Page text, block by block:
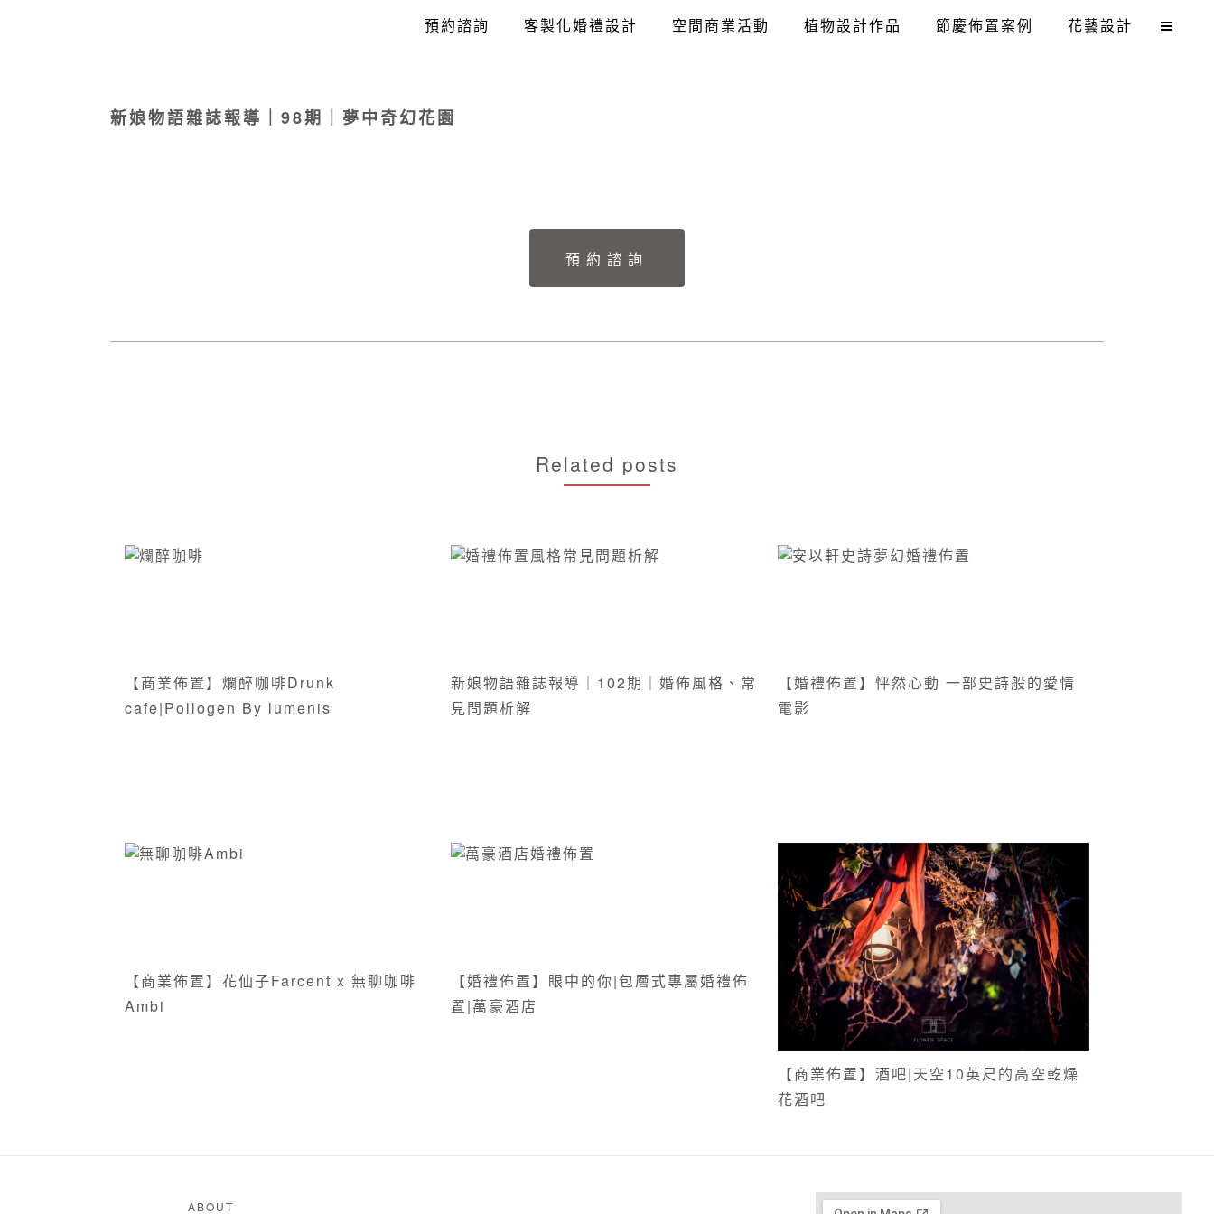
預約諮詢 客製化婚禮設計 空間商業活動 植物設計作品 節慶佈置案例 花藝設計
新娘物語雜誌報導｜98期｜夢中奇幻花園
Related posts
【商業佈置】爛醉咖啡Drunk
cafe|Pollogen By lumenis
【商業佈置】花仙子Farcent x 無聊咖啡
Ambi
新娘物語雜誌報導｜102期｜婚佈風格、常
見問題析解
【婚禮佈置】眼中的你|包層式專屬婚禮佈
置|萬豪酒店
【婚禮佈置】怦然心動 一部史詩般的愛情
電影
【商業佈置】酒吧|天空10英尺的高空乾燥
花酒吧
ABOUT